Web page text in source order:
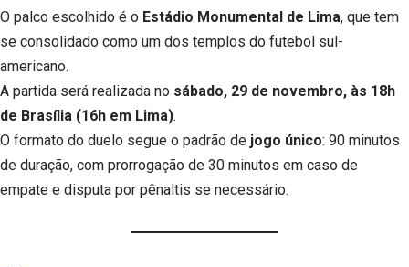
O palco escolhido é o Estádio Monumental de Lima, que tem
se consolidado como um dos templos do futebol sul-
americano.
A partida será realizada no sábado, 29 de novembro, às 18h
de Brasília (16h em Lima).
O formato do duelo segue o padrão de jogo único: 90 minutos
de duração, com prorrogação de 30 minutos em caso de
empate e disputa por pênaltis se necessário.